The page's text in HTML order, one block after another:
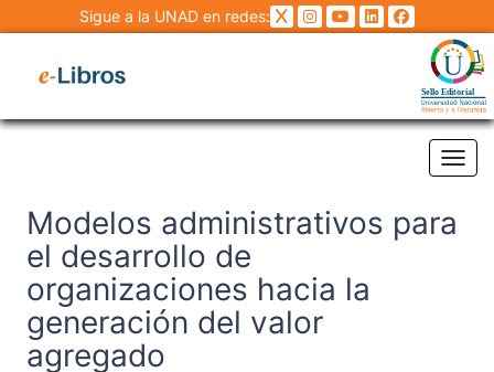
Sigue a la UNAD en redes:
Modelos administrativos para
el desarrollo de
organizaciones hacia la
generación del valor
agregado